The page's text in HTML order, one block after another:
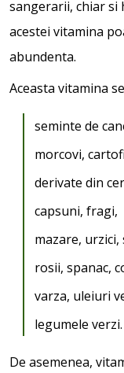
sangerarii, chiar si
acestei vitamina
abundenta.
Aceasta vitamina
seminte de
morcovi,
derivate din
capsuni, fragi,
mazare, urzici,
rosii, spanac,
varza, uleiuri
legumele verzi.
De asemenea,